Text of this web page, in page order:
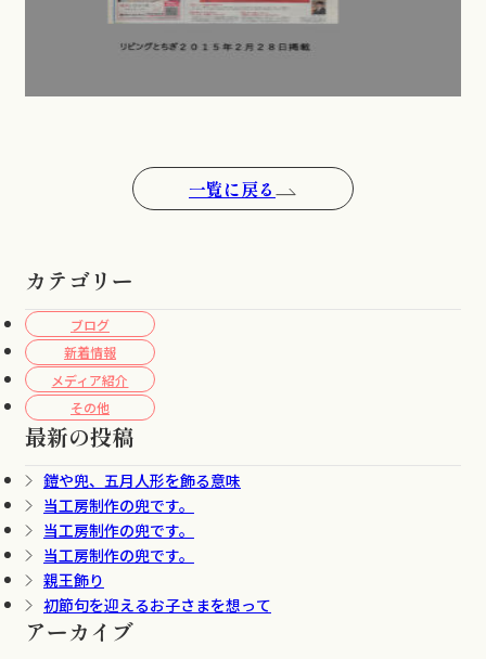
カテゴリー
ブログ
新着情報
メディア紹介
その他
最新の投稿
鎧や兜、五月人形を飾る意味
当工房制作の兜です。
当工房制作の兜です。
当工房制作の兜です。
親王飾り
初節句を迎えるお子さまを想って
アーカイブ
一覧に戻る